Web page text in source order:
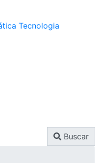
Tecnologia
Buscar